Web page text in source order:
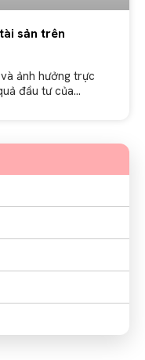
sản trên
ảnh hưởng trực
đầu tư của